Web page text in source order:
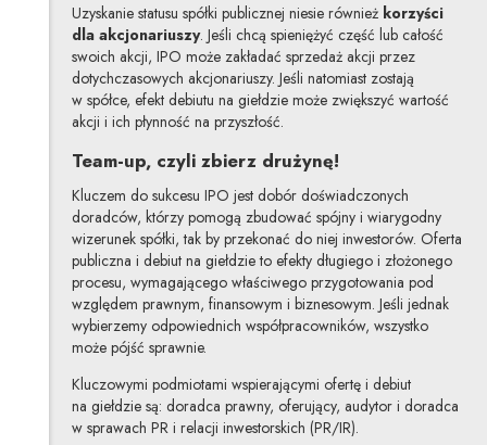
Uzyskanie statusu spółki publicznej niesie również korzyści
dla akcjonariuszy. Jeśli chcą spieniężyć część lub całość
swoich akcji, IPO może zakładać sprzedaż akcji przez
dotychczasowych akcjonariuszy. Jeśli natomiast zostają
w spółce, efekt debiutu na giełdzie może zwiększyć wartość
akcji i ich płynność na przyszłość.
Team-up, czyli zbierz drużynę!
Kluczem do sukcesu IPO jest dobór doświadczonych
doradców, którzy pomogą zbudować spójny i wiarygodny
wizerunek spółki, tak by przekonać do niej inwestorów. Oferta
publiczna i debiut na giełdzie to efekty długiego i złożonego
procesu, wymagającego właściwego przygotowania pod
względem prawnym, finansowym i biznesowym. Jeśli jednak
wybierzemy odpowiednich współpracowników, wszystko
może pójść sprawnie.
Kluczowymi podmiotami wspierającymi ofertę i debiut
na giełdzie są: doradca prawny, oferujący, audytor i doradca
w sprawach PR i relacji inwestorskich (PR/IR).